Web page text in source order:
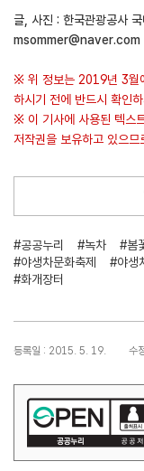
글, 사진 : 한국관광공사
msommer@naver.com
※ 위 정보는 2019년 3월
하시기 전에 반드시 확인
※ 이 기사에 사용된 텍스
저작권을 보유하고 있으
#공공누리 #녹차 #봄
#야생차문화축제
#야생
#화개장터
등록일 : 2015. 5. 19. 수